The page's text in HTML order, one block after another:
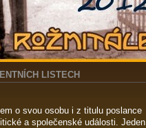
LISTECH
o svou osobu i z titulu poslance
a společenské události. Jeden